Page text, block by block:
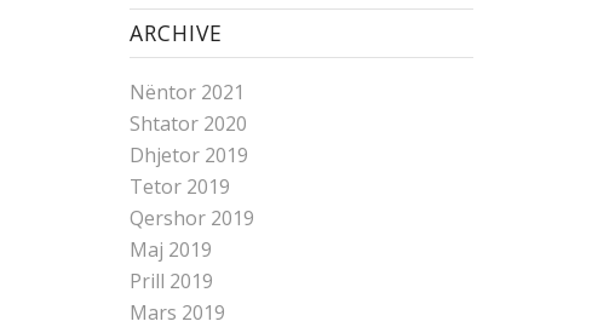
ARCHIVE
Nëntor 2021
Shtator 2020
Dhjetor 2019
Tetor 2019
Qershor 2019
Maj 2019
Prill 2019
Mars 2019